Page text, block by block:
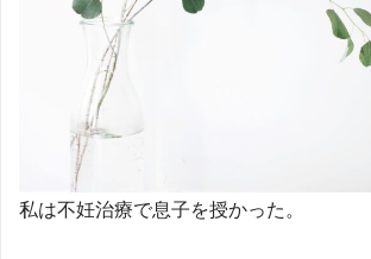
私は不妊治療で息子を授かった。